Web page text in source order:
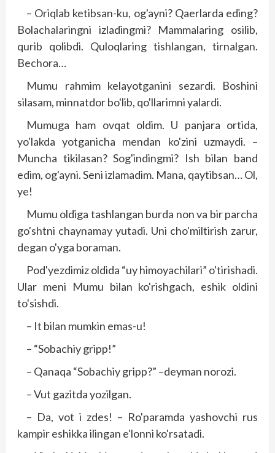
– Oriqlab ketibsan-ku, og'ayni? Qaerlarda eding?
Bolachalaringni izladingmi? Mammalaring osilib,
qurib qolibdi. Quloqlaring tish­langan, tirnalgan.
Bechora…
Mumu rahmim kelayotganini sezardi. Boshini
silasam, minnatdor bo'lib, qo'llarimni yalardi.
Mumuga ham ovqat oldim. U panjara ortida,
yo'lakda yotganicha mendan ko'zini uzmaydi. –
Muncha tikilasan? Sog'indingmi? Ish bilan band
edim, og'ayni. Seni izlamadim. Mana, qaytibsan… Ol,
ye!
Mumu oldiga tashlangan burda non va bir parcha
go'shtni chaynamay yutadi. Uni cho'miltirish zarur,
degan o'yga boraman.
Pod'yezdimiz oldida “uy himoyachilari” o'tirishadi.
Ular meni Mumu bilan ko'rishgach, eshik oldini
to'sishdi.
– It bilan mumkin emas-u!
– “Sobachiy gripp!”
– Qanaqa “Sobachiy gripp?” –deyman norozi.
– Vut gazitda yozilgan.
– Da, vot i zdes! – Ro'paramda yashovchi rus
kampir eshikka ilingan e'lonni ko'rsatadi.